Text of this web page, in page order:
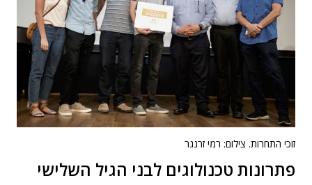
זוכי התחרות. צילום: רמי זרנגר
פתרונות טכנולוגים לבני הגיל השלישי